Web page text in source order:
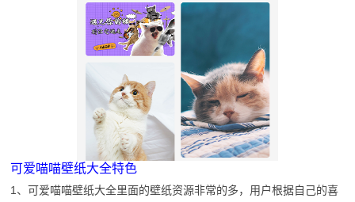
可爱喵喵壁纸大全特色
1、可爱喵喵壁纸大全里面的壁纸资源非常的多，用户根据自己的喜